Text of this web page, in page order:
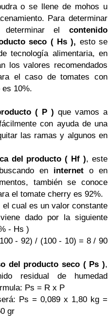
o se llene de mohos u
Para determinar
determinar el contenido
seco ( Hs ), esto se
tecnología alimentaria, en
los valores recomendados
el caso de tomates con
es 10%.
( P ) que vamos a
con ayuda de una
las ramas y algunos en
del producto ( Hf ), este
en interneto en
también se conoce
el tomate cherry es 92%.
el cual es un valor constante
dado por la siguiente
- Hs )
- 92) / (100 - 10) = 8 / 90
del producto seco ( Ps ),
residual de humedad
Ps = R x P
Ps = 0,089 x 1,80 kg =
gr